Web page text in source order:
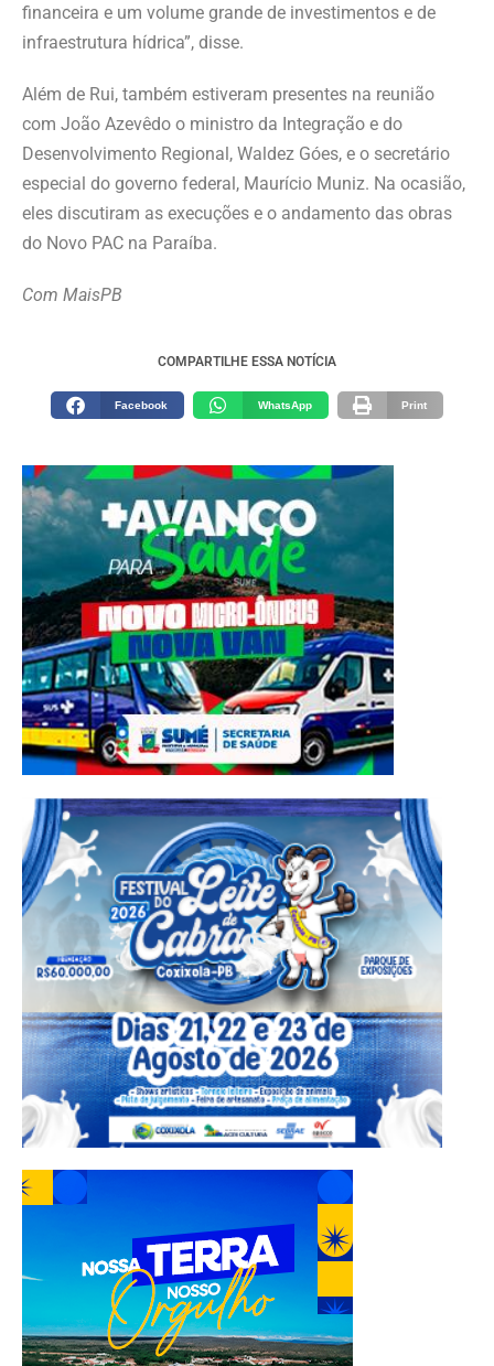
financeira e um volume grande de investimentos e de
infraestrutura hídrica”, disse.
Além de Rui, também estiveram presentes na reunião
com João Azevêdo o ministro da Integração e do
Desenvolvimento Regional, Waldez Góes, e o secretário
especial do governo federal, Maurício Muniz. Na ocasião,
eles discutiram as execuções e o andamento das obras
do Novo PAC na Paraíba.
Com MaisPB
COMPARTILHE ESSA NOTÍCIA
Facebook WhatsApp Print